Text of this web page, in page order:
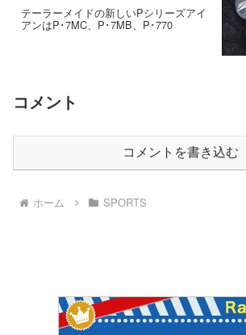
テーラーメイドの新しいPシリーズアイ
アンはP･7MC、P･7MB、P･770
コメント
コメントを書き込む
ホーム SPORTS